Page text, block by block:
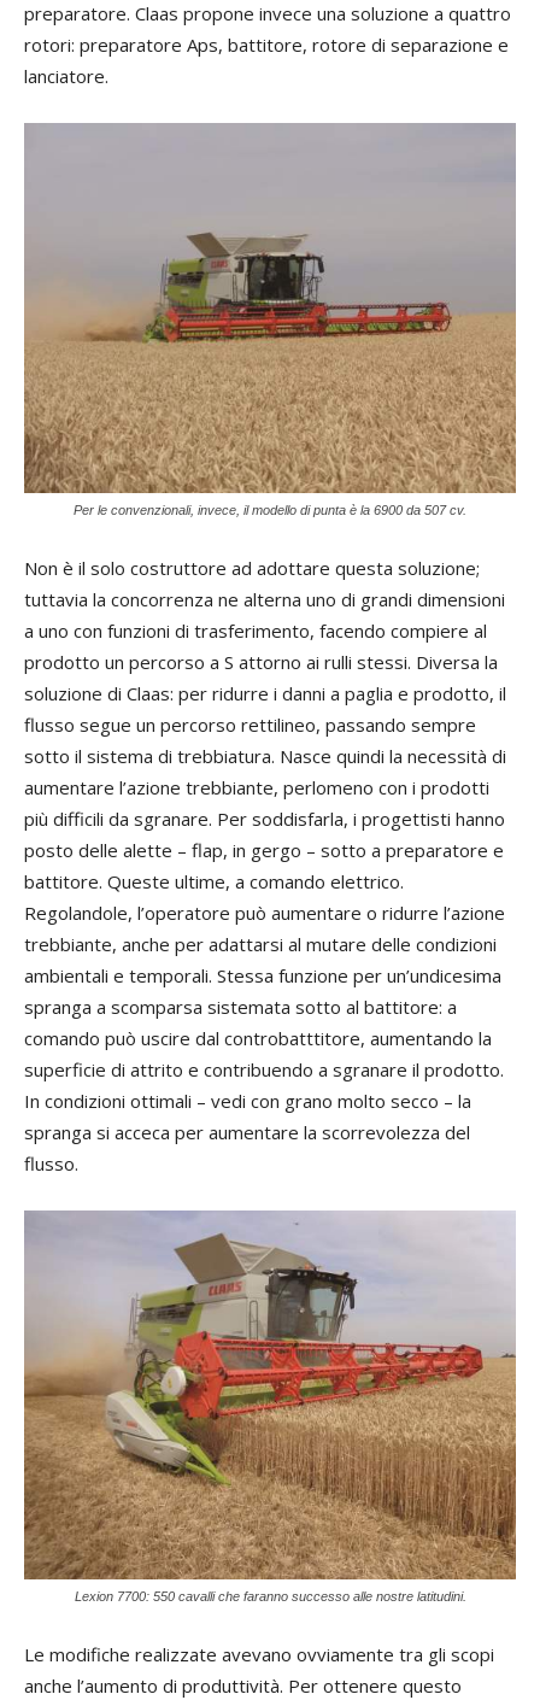
preparatore. Claas propone invece una soluzione a quattro
rotori: preparatore Aps, battitore, rotore di separazione e
lanciatore.
Per le convenzionali, invece, il modello di punta è la 6900 da 507 cv.
Non è il solo costruttore ad adottare questa soluzione;
tuttavia la concorrenza ne alterna uno di grandi dimensioni
a uno con funzioni di trasferimento, facendo compiere al
prodotto un percorso a S attorno ai rulli stessi. Diversa la
soluzione di Claas: per ridurre i danni a paglia e prodotto, il
flusso segue un percorso rettilineo, passando sempre
sotto il sistema di trebbiatura. Nasce quindi la necessità di
aumentare l’azione trebbiante, perlomeno con i prodotti
più difficili da sgranare. Per soddisfarla, i progettisti hanno
posto delle alette – flap, in gergo – sotto a preparatore e
battitore. Queste ultime, a comando elettrico.
Regolandole, l’operatore può aumentare o ridurre l’azione
trebbiante, anche per adattarsi al mutare delle condizioni
ambientali e temporali. Stessa funzione per un’undicesima
spranga a scomparsa sistemata sotto al battitore: a
comando può uscire dal controbatttitore, aumentando la
superficie di attrito e contribuendo a sgranare il prodotto.
In condizioni ottimali – vedi con grano molto secco – la
spranga si acceca per aumentare la scorrevolezza del
flusso.
Lexion 7700: 550 cavalli che faranno successo alle nostre latitudini.
Le modifiche realizzate avevano ovviamente tra gli scopi
anche l’aumento di produttività. Per ottenere questo